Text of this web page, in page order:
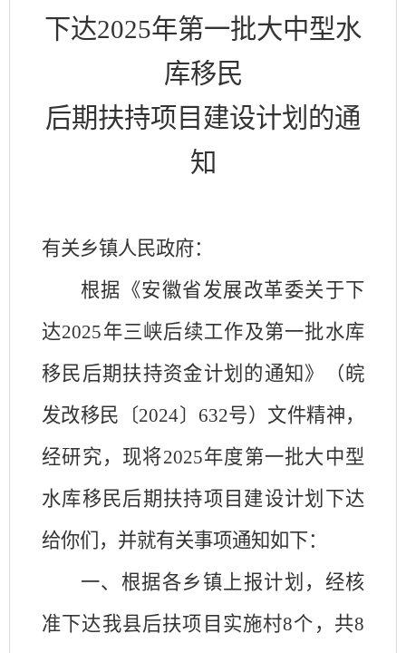
下达2025年第一批大中型水
库移民
后期扶持项目建设计划的通
知
有关乡镇人民政府：
根据《安徽省发展改革委关于下
达2025年三峡后续工作及第一批水库
移民后期扶持资金计划的通知》（皖
发改移民〔2024〕 632号）文件精神，
经研究，现将2025年度第一批大中型
水库移民后期扶持项目建设计划下达
给你们，并就有关事项通知如下：
一、根据各乡镇上报计划，经核
准下达我县后扶项目实施村8个，共8